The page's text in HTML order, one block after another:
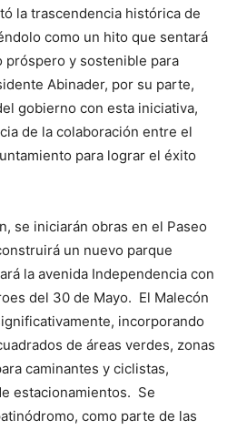
la trascendencia histórica de
como un hito que sentará
próspero y sostenible para
Abinader, por su parte,
gobierno con esta iniciativa,
de la colaboración entre el
para lograr el éxito
se iniciarán obras en el Paseo
un nuevo parque
la avenida Independencia con
del 30 de Mayo. El Malecón
incorporando
de áreas verdes, zonas
caminantes y ciclistas,
estacionamientos. Se
como parte de las